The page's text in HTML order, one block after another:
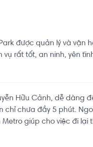
được quản lý và vận
rất tốt, an ninh, yên
Hữu Cảnh, dễ dàng
chỉ chưa đầy 5 phút.
Metro giúp cho việc đi lại